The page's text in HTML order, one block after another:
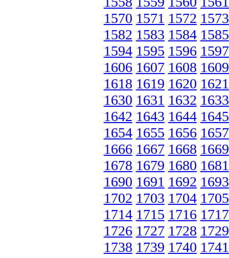
1570 1571 1572 1573
1582 1583 1584 1585
1594 1595 1596 1597
1606 1607 1608 1609
1618 1619 1620 1621
1630 1631 1632 1633
1642 1643 1644 1645
1654 1655 1656 1657
1666 1667 1668 1669
1678 1679 1680 1681
1690 1691 1692 1693
1702 1703 1704 1705
1714 1715 1716 1717
1726 1727 1728 1729
1738 1739 1740 1741